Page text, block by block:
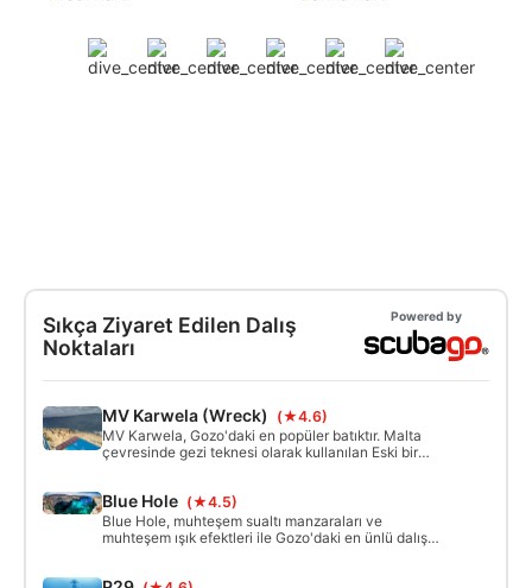
Sıkça Ziyaret Edilen Dalış
Noktaları
Powered by
MV Karwela (Wreck)
(★4.6)
MV Karwela, Gozo'daki en popüler batıktır. Malta
çevresinde gezi teknesi olarak kullanılan Eski bir
güvenlidir. Harika bir merdivene, altında karanlık bir
makine dairesi ile keşfedilecek 2 güverteye
sahiptir.
Blue Hole (★4.5)
Blue Hole, muhteşem sualtı manzaraları ve
muhteşem ışık efektleri ile Gozo'daki en ünlü dalış